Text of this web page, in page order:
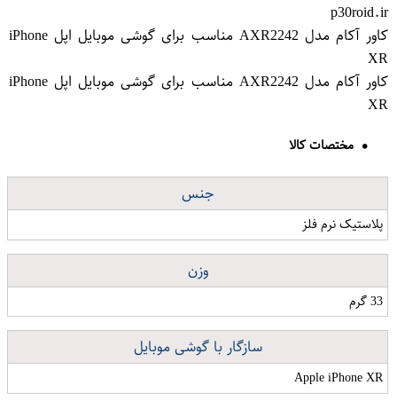
p30roid.ir
کاور آکام مدل AXR2242 مناسب برای گوشی موبایل اپل iPhone
XR
کاور آکام مدل AXR2242 مناسب برای گوشی موبایل اپل iPhone
XR
مختصات کالا
جنس
پلاستیک نرم فلز
وزن
33 گرم
سازگار با گوشی موبایل
Apple iPhone XR